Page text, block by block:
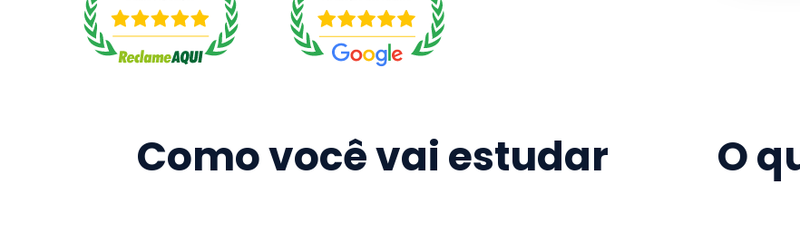
Como você vai estudar O